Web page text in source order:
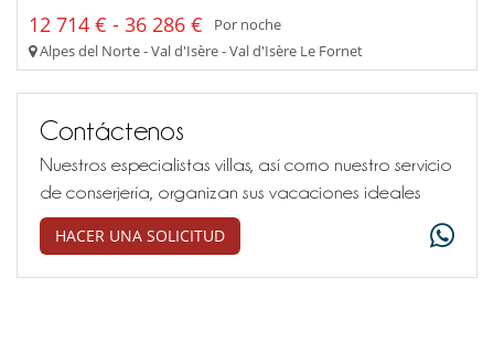
12 714 € - 36 286 €
Por noche
Alpes del Norte - Val d'Isère - Val d'Isère Le Fornet
Contáctenos
Nuestros especialistas villas, así como nuestro servicio
de conserjería, organizan sus vacaciones ideales
HACER UNA SOLICITUD